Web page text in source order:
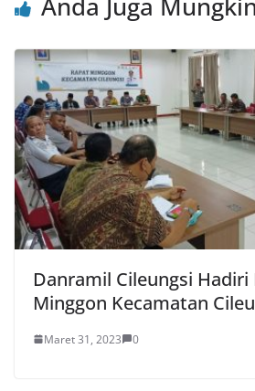
Danramil Cileungsi Hadiri
Minggon Kecamatan
Maret 31, 2023 0